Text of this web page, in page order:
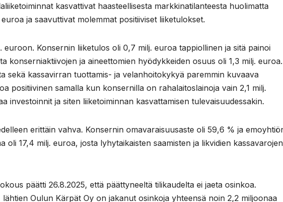
kasvattivat haasteellisesta markkinatilanteesta huolimatta
ja saavuttivat molemmat positiiviset liiketulokset.
euroon. Konsernin liiketulos oli 0,7 milj. euroa tappiollinen ja sitä painoi
konserniaktiivojen ja aineettomien hyödykkeiden osuus oli 1,3 milj. euroa.
sekä kassavirran tuottamis- ja velanhoitokykyä paremmin kuvaava
positiivinen samalla kun konsernilla on rahalaitoslainoja vain 2,1 milj.
investoinnit ja siten liiketoiminnan kasvattamisen tulevaisuudessakin.
erittäin vahva. Konsernin omavaraisuusaste oli 59,6 % ja
oli 17,4 milj. euroa, josta lyhytaikaisten saamisten ja likvidien kassavarojen
päätti 26.8.2025, että päättyneeltä tilikaudelta ei jaeta osinkoa.
lähtien Oulun Kärpät Oy on jakanut osinkoja yhteensä noin 2,2 miljoonaa